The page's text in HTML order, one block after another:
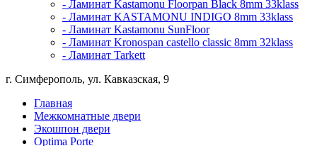
- Ламинат Kastamonu Floorpan Black 8mm 33klass
- Ламинат KASTAMONU INDIGO 8mm 33klass
- Ламинат Kastamonu SunFloor
- Ламинат Kronospan castello classic 8mm 32klass
- Ламинат Tarkett
г. Симферополь, ул. Кавказская, 9
Главная
Межкомнатные двери
Экошпон двери
Optima Porte